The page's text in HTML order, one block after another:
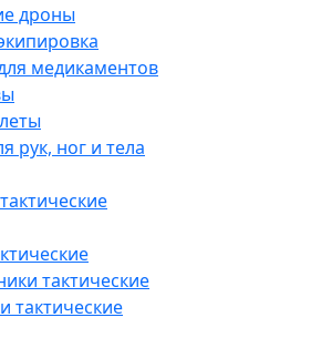
дроны
медикаментов
рук, ног и тела
тактические
тактические